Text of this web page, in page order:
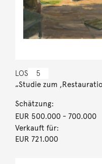
LOS 5
„Studie zum
Schätzung:
EUR 500.000- 700.000
Verkauft für:
EUR 721.000